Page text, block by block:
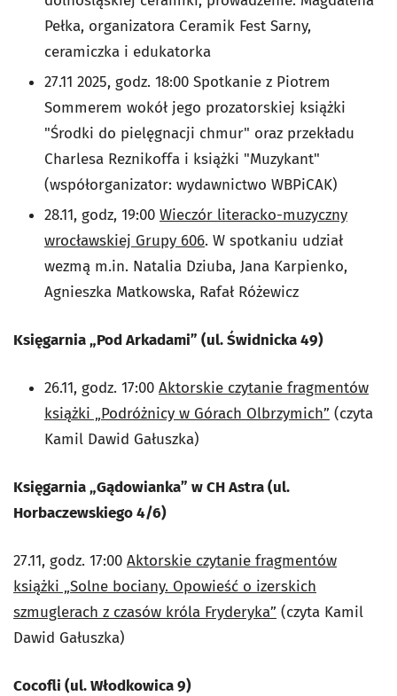
Pełka, organizatora Ceramik Fest Sarny,
ceramiczka i edukatorka
27.11 2025, godz. 18:00 Spotkanie z Piotrem
Sommerem wokół jego prozatorskiej książki
"Środki do pielęgnacji chmur" oraz przekładu
Charlesa Reznikoffa i książki "Muzykant"
(współorganizator: wydawnictwo WBPiCAK)
28.11, godz, 19:00 Wieczór literacko-muzyczny
wrocławskiej Grupy 606. W spotkaniu udział
wezmą m.in. Natalia Dziuba, Jana Karpienko,
Agnieszka Matkowska, Rafał Różewicz
Księgarnia „Pod Arkadami” (ul. Świdnicka 49)
26.11, godz. 17:00 Aktorskie czytanie fragmentów
książki „Podróżnicy w Górach Olbrzymich” (czyta
Kamil Dawid Gałuszka)
Księgarnia „Gądowianka” w CH Astra (ul.
Horbaczewskiego 4/6)
27.11, godz. 17:00 Aktorskie czytanie fragmentów
książki „Solne bociany. Opowieść o izerskich
szmuglerach z czasów króla Fryderyka” (czyta Kamil
Dawid Gałuszka)
Cocofli (ul. Włodkowica 9)